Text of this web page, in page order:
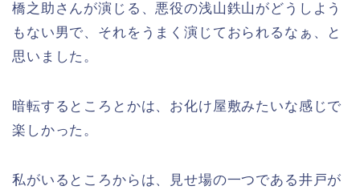
橋之助さんが演じる、悪役の浅山鉄山がどうしよう
もない男で、それをうまく演じておられるなぁ、と
思いました。
暗転するところとかは、お化け屋敷みたいな感じで
楽しかった。
私がいるところからは、見せ場の一つである井戸が